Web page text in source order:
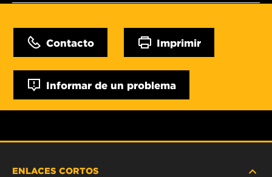
Contacto Imprimir
Informar de un problema
ENLACES CORTOS